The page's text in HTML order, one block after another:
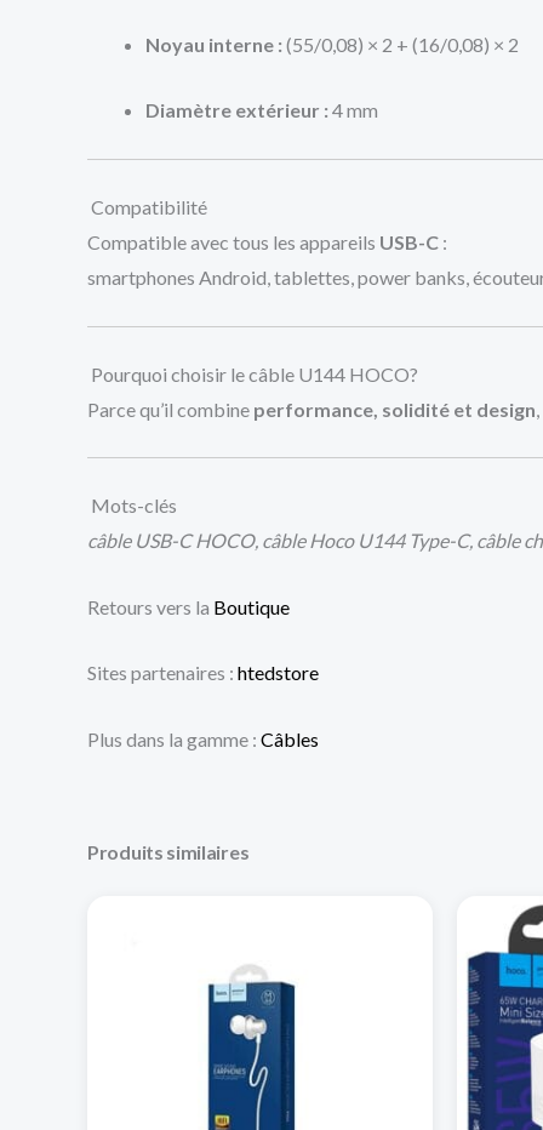
Noyau interne : (55/0,08) × 2 + (16/0,08) × 2
Diamètre extérieur : 4 mm
Compatibilité
Compatible avec tous les appareils USB-C :
smartphones Android, tablettes, power banks,
Pourquoi choisir le câble U144 HOCO?
Parce qu’il combine performance, solidité et design
Mots-clés
câble USB-C HOCO, câble Hoco U144 Type-C, câble
Retours vers la Boutique
Sites partenaires : htedstore
Plus dans la gamme : Câbles
Produits similaires